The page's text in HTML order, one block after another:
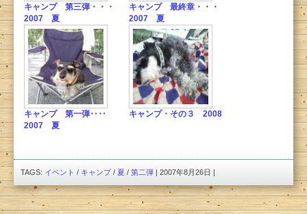
キャンプ 第三弾・・・
2007 夏
キャンプ 最終章・・・
2007 夏
キャンプ 第一弾‥‥
2007 夏
キャンプ・その３ 2008
TAGS: イベント / キャンプ / 夏 / 第二弾 | 2007年8月26日 |